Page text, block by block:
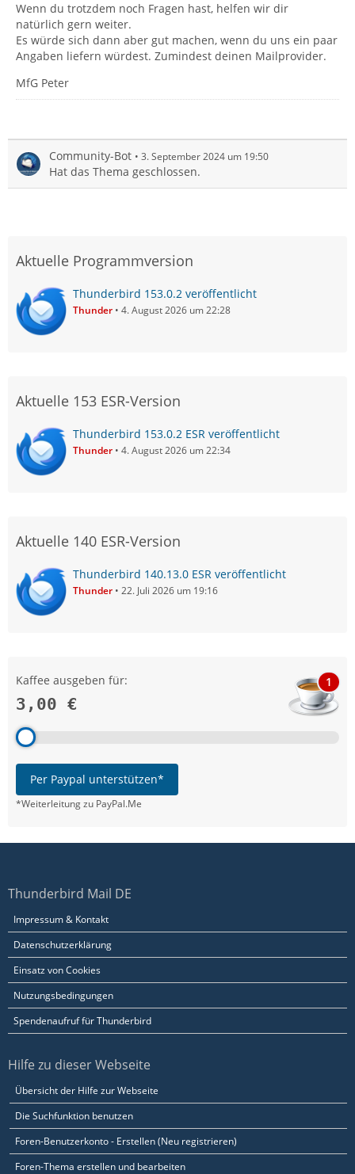
Wenn du trotzdem noch Fragen hast, helfen wir dir
natürlich gern weiter.
Es würde sich dann aber gut machen, wenn du uns ein paar
Angaben liefern würdest. Zumindest deinen Mailprovider.
MfG Peter
Community-Bot 3. September 2024 um 19:50
Hat das Thema geschlossen.
Aktuelle Programmversion
Thunderbird 153.0.2 veröffentlicht
Thunder 4. August 2026 um 22:28
Aktuelle 153 ESR-Version
Thunderbird 153.0.2 ESR veröffentlicht
Thunder 4. August 2026 um 22:34
Aktuelle 140 ESR-Version
Thunderbird 140.13.0 ESR veröffentlicht
Thunder 22. Juli 2026 um 19:16
Kaffee ausgeben für:
3,00 €
1
Per Paypal unterstützen*
*Weiterleitung zu PayPal.Me
Thunderbird Mail DE
Impressum & Kontakt
Datenschutzerklärung
Einsatz von Cookies
Nutzungsbedingungen
Spendenaufruf für Thunderbird
Hilfe zu dieser Webseite
Übersicht der Hilfe zur Webseite
Die Suchfunktion benutzen
Foren-Benutzerkonto - Erstellen (Neu registrieren)
Foren-Thema erstellen und bearbeiten